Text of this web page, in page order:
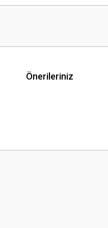
Önerileriniz